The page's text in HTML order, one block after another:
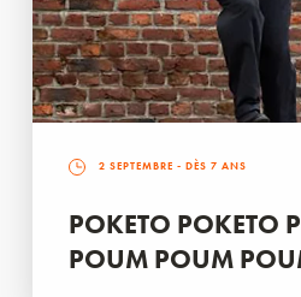
2 SEPTEMBRE - DÈS 7 ANS
POKETO POKETO
POUM POUM